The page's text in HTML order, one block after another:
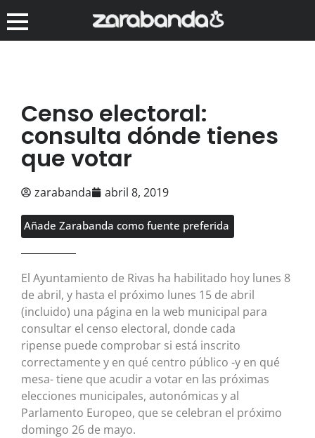
Censo electoral:
consulta dónde tienes
que votar
zarabanda abril 8, 2019
Añade Zarabanda como fuente preferida
El Ayuntamiento de Rivas ha habilitado hoy lunes 8
de abril, y hasta el próximo lunes 15 de abril
(incluido) una página en la web municipal para
consultar el censo electoral, donde cada
ripense puede comprobar si está inscrito
correctamente y en qué centro público -y en qué
mesa- tiene que acudir a votar en las próximas
elecciones municipales, autonómicas y al
Parlamento Europeo, que se celebran el próximo
domingo 26 de mayo.